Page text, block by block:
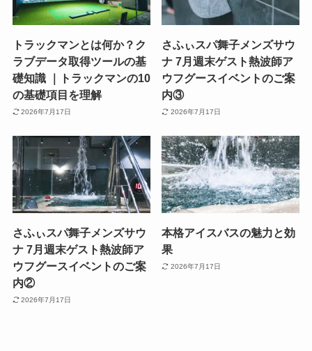
トラックマンとは何か？ク
ラブデータ取得ツールの基
礎知識 ｜トラックマンの10
の基礎項目を理解
2026年7月17日
さふぃスパ舞子メンズサウ
ナ 7月週末ゲスト熱波師ア
ウフグースイベントのご案
内③
2026年7月17日
さふぃスパ舞子メンズサウ
ナ 7月週末ゲスト熱波師ア
ウフグースイベントのご案
内②
2026年7月17日
本格アイスバスの魅力と効
果
2026年7月17日